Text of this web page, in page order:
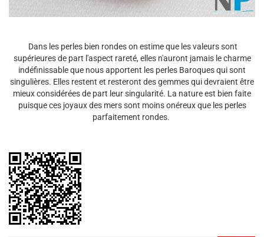
Dans les perles bien rondes on estime que les valeurs sont
supérieures de part l'aspect rareté, elles n'auront jamais le charme
indéfinissable que nous apportent les perles Baroques qui sont
singulières. Elles restent et resteront des gemmes qui devraient être
mieux considérées de part leur singularité. La nature est bien faite
puisque ces joyaux des mers sont moins onéreux que les perles
parfaitement rondes.